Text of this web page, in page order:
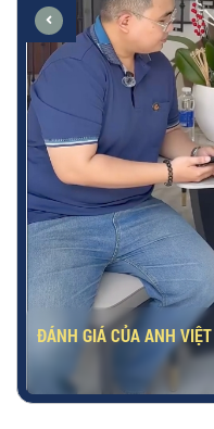
ĐÁNH GIÁ CỦA CHỊ